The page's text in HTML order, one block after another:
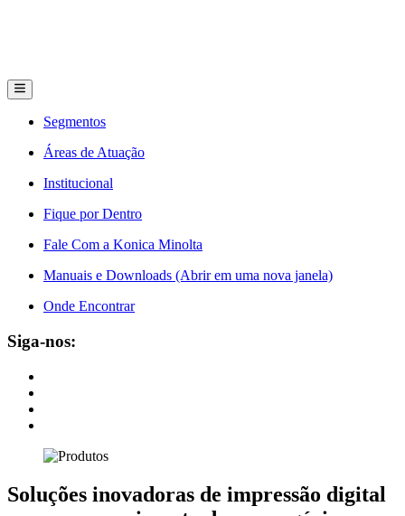
Segmentos
Áreas de Atuação
Institucional
Fique por Dentro
Fale Com a Konica Minolta
Manuais e Downloads (Abrir em uma nova janela)
Onde Encontrar
Siga-nos:
Soluções inovadoras de impressão digital